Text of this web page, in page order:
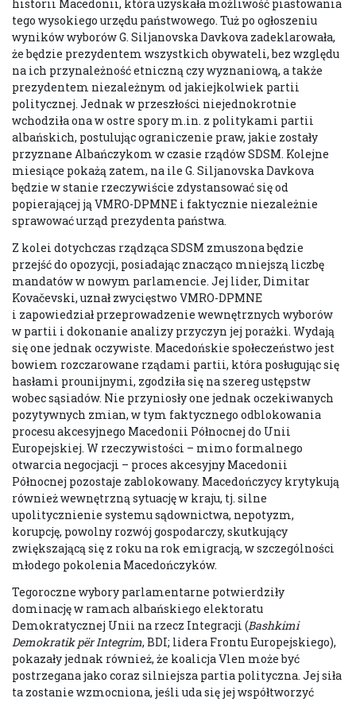
historii Macedonii, która uzyskała możliwość piastowania
tego wysokiego urzędu państwowego. Tuż po ogłoszeniu
wyników wyborów G. Siljanovska Davkova zadeklarowała,
że będzie prezydentem wszystkich obywateli, bez względu
na ich przynależność etniczną czy wyznaniową, a także
prezydentem niezależnym od jakiejkolwiek partii
politycznej. Jednak w przeszłości niejednokrotnie
wchodziła ona w ostre spory m.in. z politykami partii
albańskich, postulując ograniczenie praw, jakie zostały
przyznane Albańczykom w czasie rządów SDSM. Kolejne
miesiące pokażą zatem, na ile G. Siljanovska Davkova
będzie w stanie rzeczywiście zdystansować się od
popierającej ją VMRO-DPMNE i faktycznie niezależnie
sprawować urząd prezydenta państwa.
Z kolei dotychczas rządząca SDSM zmuszona będzie
przejść do opozycji, posiadając znacząco mniejszą liczbę
mandatów w nowym parlamencie. Jej lider, Dimitar
Kovačevski, uznał zwycięstwo VMRO-DPMNE
i zapowiedział przeprowadzenie wewnętrznych wyborów
w partii i dokonanie analizy przyczyn jej porażki. Wydają
się one jednak oczywiste. Macedońskie społeczeństwo jest
bowiem rozczarowane rządami partii, która posługując się
hasłami prounijnymi, zgodziła się na szereg ustępstw
wobec sąsiadów. Nie przyniosły one jednak oczekiwanych
pozytywnych zmian, w tym faktycznego odblokowania
procesu akcesyjnego Macedonii Północnej do Unii
Europejskiej. W rzeczywistości – mimo formalnego
otwarcia negocjacji – proces akcesyjny Macedonii
Północnej pozostaje zablokowany. Macedończycy krytykują
również wewnętrzną sytuację w kraju, tj. silne
upolitycznienie systemu sądownictwa, nepotyzm,
korupcję, powolny rozwój gospodarczy, skutkujący
zwiększającą się z roku na rok emigracją, w szczególności
młodego pokolenia Macedończyków.
Tegoroczne wybory parlamentarne potwierdziły
dominację w ramach albańskiego elektoratu
Demokratycznej Unii na rzecz Integracji (Bashkimi
Demokratik për Integrim, BDI; lidera Frontu Europejskiego),
pokazały jednak również, że koalicja Vlen może być
postrzegana jako coraz silniejsza partia polityczna. Jej siła
ta zostanie wzmocniona, jeśli uda się jej współtworzyć